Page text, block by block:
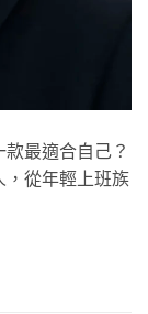
最適合自己？
，從年輕上班族